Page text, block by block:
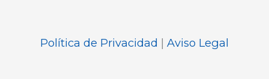
Política de Privacidad | Aviso Legal